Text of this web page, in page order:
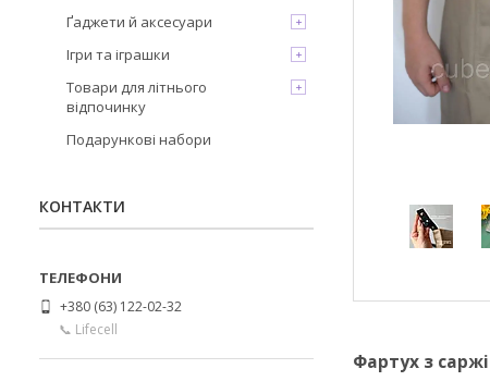
Фартух з
Ґаджети й аксесуари
Ігри та іграшки
Товари для літнього
відпочинку
Подарункові набори
КОНТАКТИ
+380 (63) 122-02-32
📞 Lifecell